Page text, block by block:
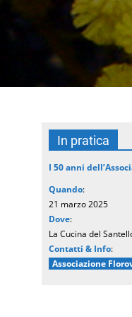
In pratica
I 50 anni
Quando:
21 marzo 2025
Dove:
La Cucina del
Contatti & Info:
Associazione